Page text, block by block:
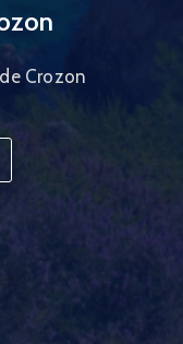
Crozon